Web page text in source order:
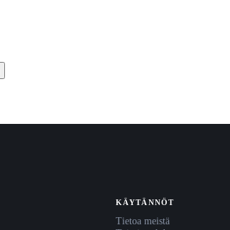
KÄYTÄNNÖT
Tietoa meistä